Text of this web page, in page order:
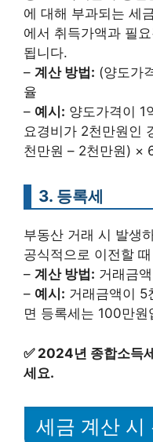
에 대해 부과되는 세
에서 취득가액과 필
됩니다.
– 계산 방법: (양도가
율
– 예시: 양도가격이 1
요경비가 2천만원인
천만원 – 2천만원) ×
3. 등록세
부동산 거래 시 발생
공식적으로 이전할
– 계산 방법: 거래금
– 예시: 거래금액이 5
면 등록세는 100만원
✅ 2024년 종합소득
세요.
세금 계산 시